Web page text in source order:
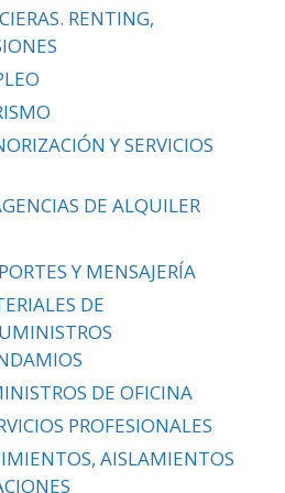
RENTING,
Y SERVICIOS
DE ALQUILER
Y MENSAJERÍA
DE
DE OFICINA
PROFESIONALES
AISLAMIENTOS